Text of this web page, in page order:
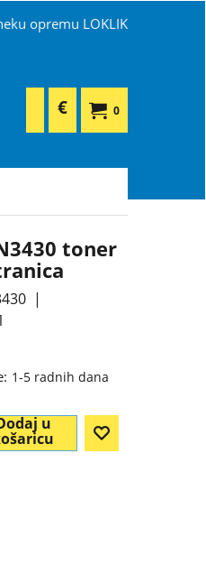
opremu LOKLIK
0
€
toner
1-5 radnih dana
u